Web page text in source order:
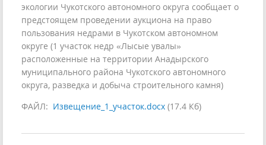
экологии Чукотского автономного округа сообщает о
предстоящем проведении аукциона на право
пользования недрами в Чукотском автономном
округе (1 участок недр «Лысые увалы»
расположенные на территории Анадырского
муниципального района Чукотского автономного
округа, разведка и добыча строительного камня)
ФАЙЛ: Извещение_1_участок.docx (17.4 Кб)